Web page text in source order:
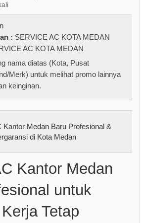
: SERVICE AC KOTA MEDAN
AC KOTA MEDAN
nama diatas (Kota, Pusat
Merk) untuk melihat promo lainnya
keinginan.
Kantor Medan
untuk
Tetap